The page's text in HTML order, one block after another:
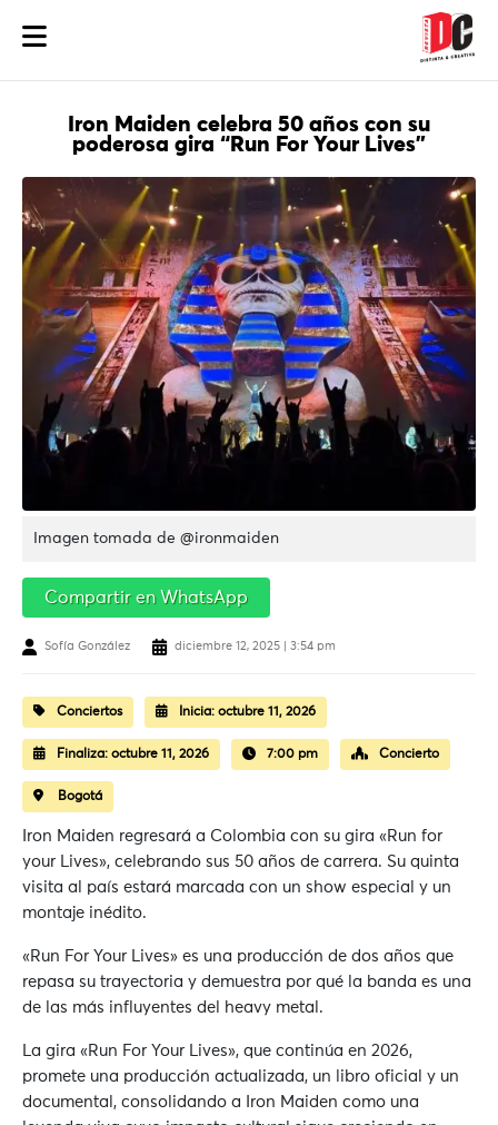
Iron Maiden celebra 50 años con su
poderosa gira “Run For Your Lives”
Imagen tomada de @ironmaiden
Compartir en WhatsApp
Sofía González diciembre 12, 2025 | 3:54 pm
Conciertos Inicia: octubre 11, 2026
Finaliza: octubre 11, 2026 7:00 pm Concierto
Bogotá
Iron Maiden regresará a Colombia con su gira «Run for
your Lives», celebrando sus 50 años de carrera. Su quinta
visita al país estará marcada con un show especial y un
montaje inédito.
«Run For Your Lives» es una producción de dos años que
repasa su trayectoria y demuestra por qué la banda es una
de las más influyentes del heavy metal.
La gira «Run For Your Lives», que continúa en 2026,
promete una producción actualizada, un libro oficial y un
documental, consolidando a Iron Maiden como una